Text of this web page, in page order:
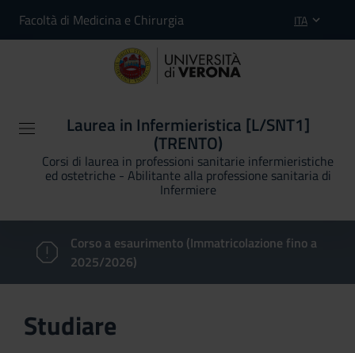
Facoltà di Medicina e Chirurgia ITA
Laurea in Infermieristica [L/SNT1]
(TRENTO)
Corsi di laurea in professioni sanitarie infermieristiche
ed ostetriche - Abilitante alla professione sanitaria di
Infermiere
Corso a esaurimento (Immatricolazione fino a
2025/2026)
Studiare